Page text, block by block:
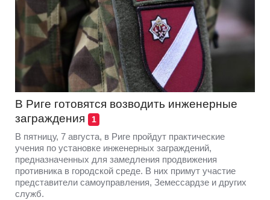
В Риге готовятся возводить инженерные
заграждения
1
В пятницу, 7 августа, в Риге пройдут практические
учения по установке инженерных заграждений,
предназначенных для замедления продвижения
противника в городской среде. В них примут участие
представители самоуправления, Земессардзе и других
служб.